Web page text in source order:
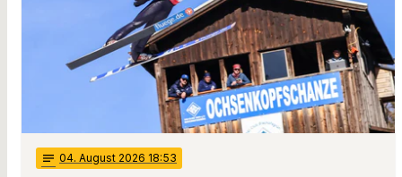
notes 04. August 2026 18:53